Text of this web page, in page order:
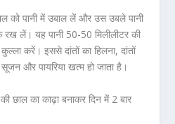
को पानी में उबाल लें और उस उबले पानी
लें। यह पानी 50-50 मिलीलीटर की
कुल्ला करें। इससे दांतों का हिलना, दांतों
और पायरिया खत्म हो जाता है।
छाल का काढ़ा बनाकर दिन में 2 बार